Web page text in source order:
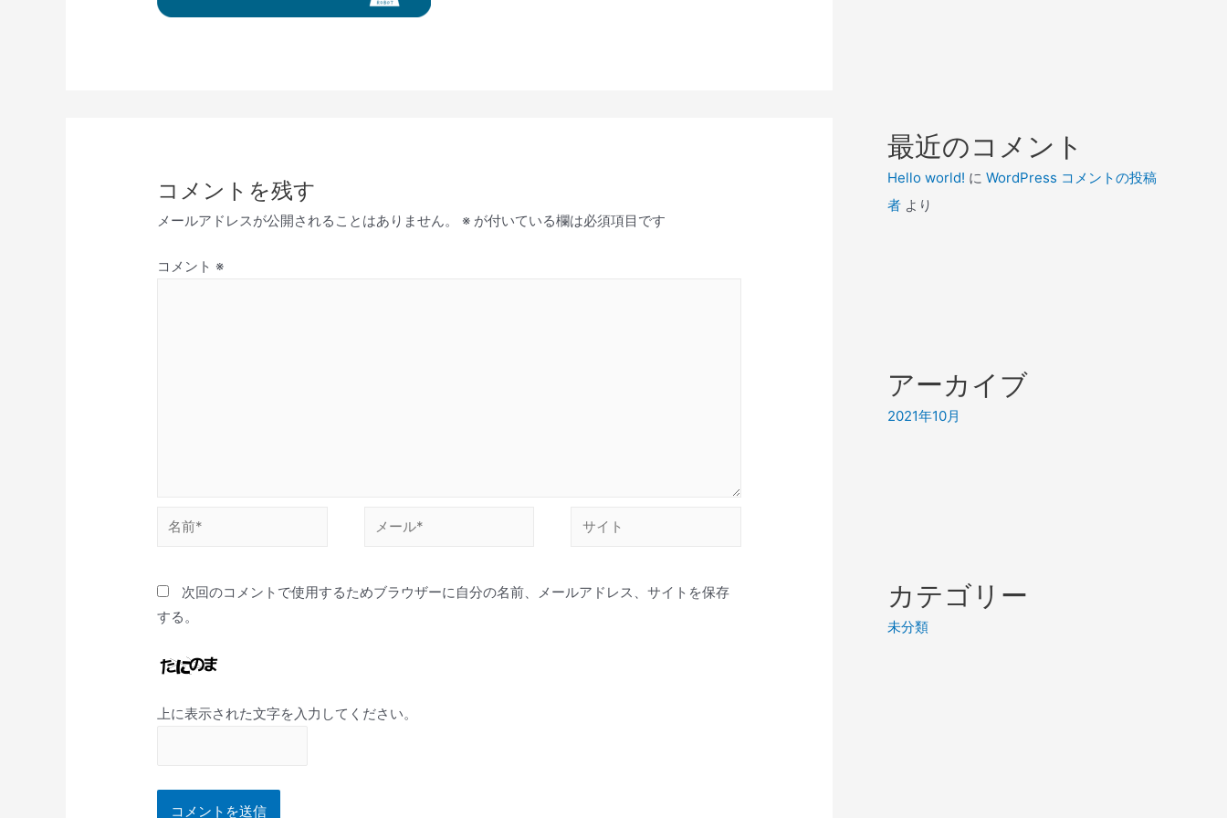
コメントを残す
メールアドレスが公開されることはありません。 ※ が付いている欄は必須項目です
コメント ※
次回のコメントで使用するためブラウザーに自分の名前、メールアドレス、サイトを保存
する。
上に表示された文字を入力してください。
最近のコメント
Hello world! に WordPress コメントの投稿
者 より
アーカイブ
2021年10月
カテゴリー
未分類